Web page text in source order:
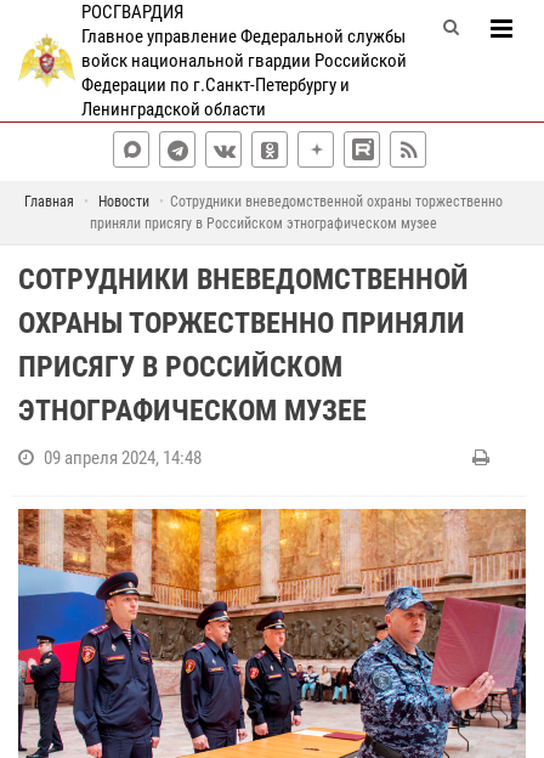
РОСГВАРДИЯ
Главное управление Федеральной службы
войск национальной гвардии Российской
Федерации по г.Санкт-Петербургу и
Ленинградской области
Главная Новости
Сотрудники вневедомственной охраны торжественно
приняли присягу в Российском этнографическом музее
СОТРУДНИКИ ВНЕВЕДОМСТВЕННОЙ
ОХРАНЫ ТОРЖЕСТВЕННО ПРИНЯЛИ
ПРИСЯГУ В РОССИЙСКОМ
ЭТНОГРАФИЧЕСКОМ МУЗЕЕ
09 апреля 2024, 14:48